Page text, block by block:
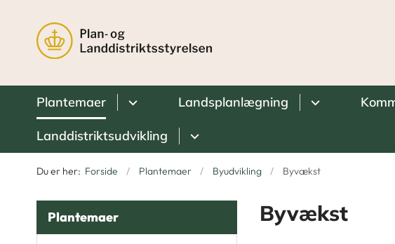
Plantemaer Landsplanlægning
Landdistriktsudvikling
Du er her: Forside Plantemaer Byudvikling Byvækst
Plantemaer Byvækst